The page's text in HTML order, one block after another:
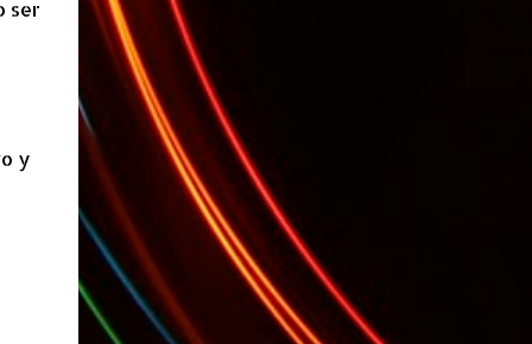
ser
y
(*): Gentileza del Sr. Angel Traversi de AMT
Desarrollos * 7 Invitaciones para Google
Wave , si bien ya son muchas las que estan
dando vueltas, nunca estan de mas. (*)
Sobre Subtes y Algo Mas : La forma más
fácil de conocer el Subte de la Ciudad de
Buenos Aires Sabias que en el Subte de
Buenos Aires hay murales de artistas de
renombre internacional? Necesitas dinero ?
Sabes cuáles estaciones tienen cajeros
automáticos? Necesitas conocer las
estaciones que disponen de ascensores o